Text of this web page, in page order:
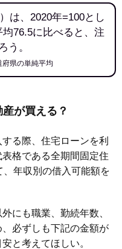
は、2020年=100とし
76.5に比べると、注
う。
県の単純平均
が買える？
る際、住宅ローンを利
格である全期間固定住
年収別の借入可能額を
にも職業、勤続年数、
必ずしも下記の金額が
と考えてほしい。